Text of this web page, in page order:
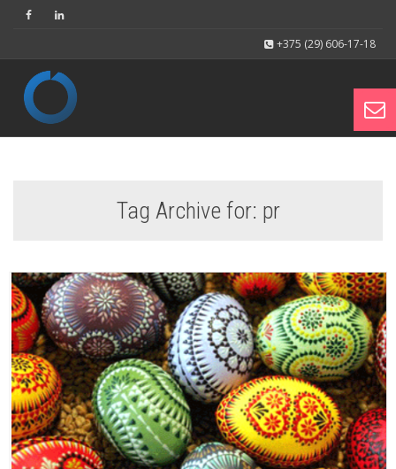
+375 (29) 606-17-18
Tag Archive for: pr